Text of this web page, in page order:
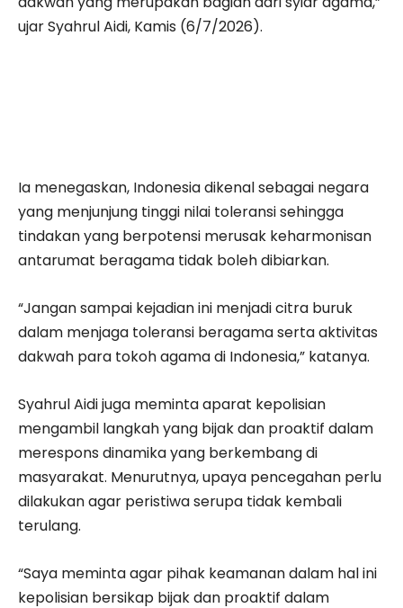
ujar Syahrul Aidi, Kamis (6/7/2026).
Ia menegaskan, Indonesia dikenal sebagai negara
yang menjunjung tinggi nilai toleransi sehingga
tindakan yang berpotensi merusak keharmonisan
antarumat beragama tidak boleh dibiarkan.
“Jangan sampai kejadian ini menjadi citra buruk
dalam menjaga toleransi beragama serta aktivitas
dakwah para tokoh agama di Indonesia,” katanya.
Syahrul Aidi juga meminta aparat kepolisian
mengambil langkah yang bijak dan proaktif dalam
merespons dinamika yang berkembang di
masyarakat. Menurutnya, upaya pencegahan perlu
dilakukan agar peristiwa serupa tidak kembali
terulang.
“Saya meminta agar pihak keamanan dalam hal ini
kepolisian bersikap bijak dan proaktif dalam